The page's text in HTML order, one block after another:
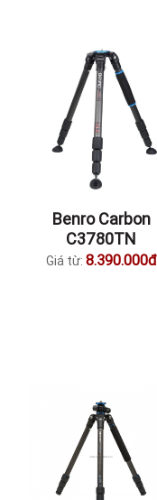
Benro Carbon
C3780TN
Giá từ: 8.390.000đ